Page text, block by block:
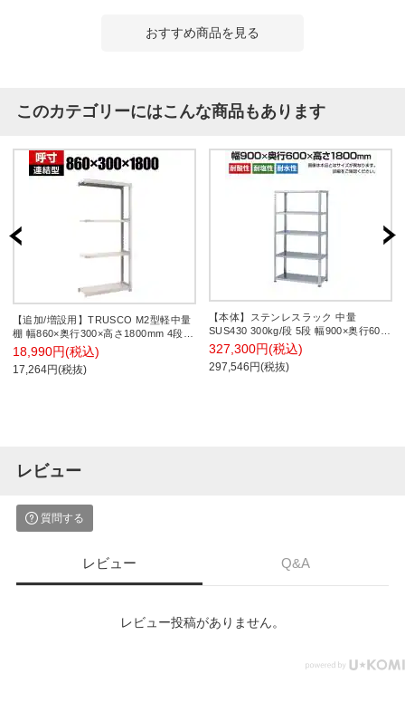
おすすめ商品を見る
このカテゴリーにはこんな商品もあります
【追加/増設用】TRUSCO M2型軽中量
棚 幅860×奥行300×高さ1800mm 4段
連結 ネオグレー 508-5624
18,990円(税込)
17,264円(税抜)
【本体】ステンレスラック 中量
SUS430 300kg/段 5段 幅900×奥行600×
高さ1800mm
327,300円(税込)
297,546円(税抜)
レビュー
質問する
レビュー Q&A
レビュー投稿がありません。